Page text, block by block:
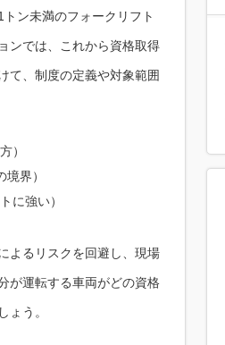
ン未満のフォークリフト
ンでは、これから資格取得
て、制度の定義や対象範囲
）
界）
に強い）
よるリスクを回避し、現場
が運転する車両がどの資格
ょう。